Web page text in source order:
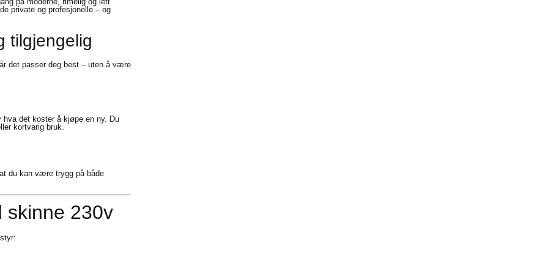
private og profesjonelle – og
tilgjengelig
det passer deg best – uten å være
det koster å kjøpe en ny. Du
kortvarig bruk.
du kan være trygg på både
skinne 230v